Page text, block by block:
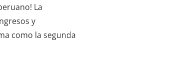
La
y
como la segunda